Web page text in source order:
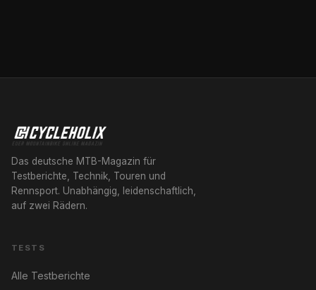
Das deutsche MTB-Magazin für
Testberichte, Technik, Touren und
Rennsport. Unabhängig, leidenschaftlich,
auf zwei Rädern.
TESTS
Alle Testberichte